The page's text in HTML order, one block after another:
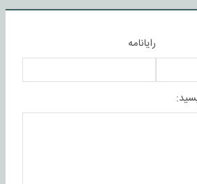
رایانامه